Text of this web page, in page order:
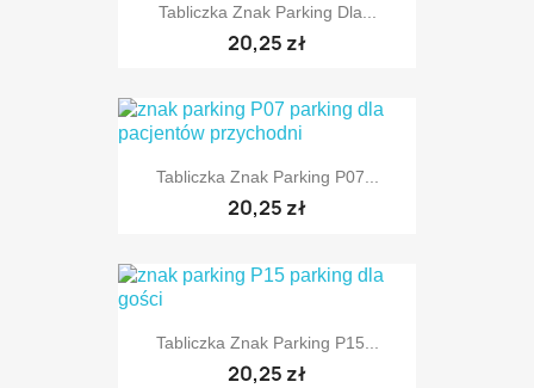
TYLKO ONLINE
Tabliczka Znak Parking Dla...
20,25 zł
TYLKO ONLINE
Tabliczka Znak Parking P07...
20,25 zł
TYLKO ONLINE
Tabliczka Znak Parking P15...
20,25 zł